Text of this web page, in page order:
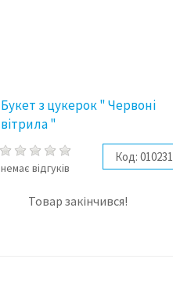
Букет з цукерок " Червоні
вітрила "
немає відгуків
Код: 010231
Товар закінчився!